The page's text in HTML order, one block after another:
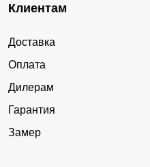
Клиентам
Доставка
Оплата
Дилерам
Гарантия
Замер